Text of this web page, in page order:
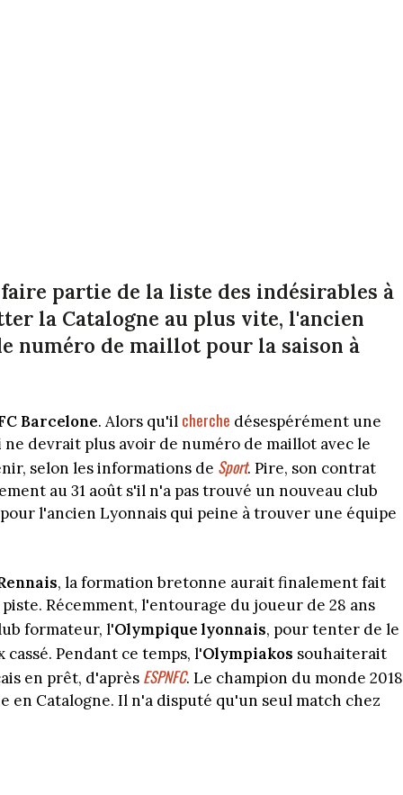
partie de la liste des indésirables à
la Catalogne au plus vite, l'ancien
numéro de maillot pour la saison à
Barcelone. Alors qu'il cherche désespérément une
ne devrait plus avoir de numéro de maillot avec le
selon les informations de Sport. Pire, son contrat
au 31 août s'il n'a pas trouvé un nouveau club
l'ancien Lyonnais qui peine à trouver une équipe
, la formation bretonne aurait finalement fait
Récemment, l'entourage du joueur de 28 ans
formateur, l'Olympique lyonnais, pour tenter de le
cassé. Pendant ce temps, l'Olympiakos souhaiterait
en prêt, d'après ESPNFC. Le champion du monde 2018
en Catalogne. Il n'a disputé qu'un seul match chez